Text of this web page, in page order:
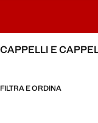
CAPPELLI E
FILTRA E ORDINA